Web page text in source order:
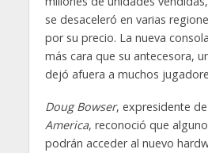
se desaceleró en varias
por su precio. La nueva
más cara que su antecesora,
dejó afuera a muchos
Doug Bowser, expresidente de
America, reconoció que
podrán acceder al nuevo